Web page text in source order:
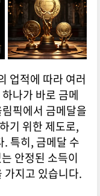
업적에 따라 여러
나가 바로 금메
픽에서 금메달을
기 위한 제도로,
특히, 금메달 수
안정된 소득이
가지고 있습니다.